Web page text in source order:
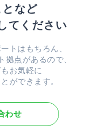
となど
てください
トはもちろん、
拠点があるので、
お気軽に
ができます。
わせ